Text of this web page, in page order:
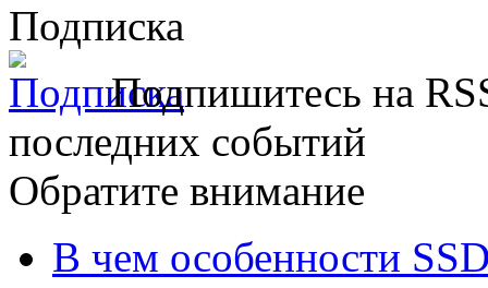
Подписка
Подпишитесь на
последних событий
Обратите внимание
В чем особенности